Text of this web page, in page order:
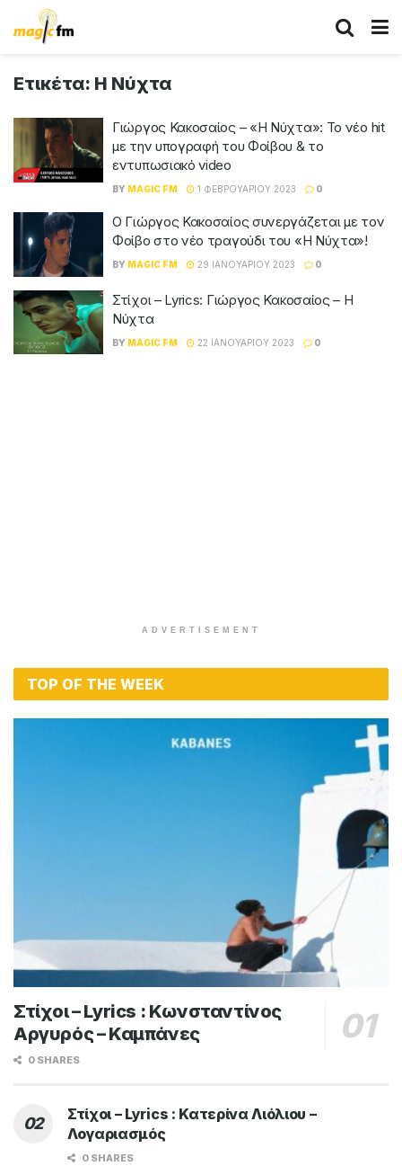
Ετικέτα: Η Νύχτα
Γιώργος Κακοσαίος – «Η Νύχτα»: Το νέο hit
με την υπογραφή του Φοίβου & το
εντυπωσιακό video
BY MAGIC FM 1 ΦΕΒΡΟΥΑΡΊΟΥ 2023 0
Ο Γιώργος Κακοσαίος συνεργάζεται με τον
Φοίβο στο νέο τραγούδι του «Η Νύχτα»!
BY MAGIC FM 29 ΙΑΝΟΥΑΡΊΟΥ 2023 0
Στίχοι – Lyrics: Γιώργος Κακοσαίος – Η
Νύχτα
BY MAGIC FM 22 ΙΑΝΟΥΑΡΊΟΥ 2023 0
ADVERTISEMENT
TOP OF THE WEEK
Στίχοι – Lyrics : Κωνσταντίνος
Αργυρός – Καμπάνες
0 SHARES
Στίχοι – Lyrics : Κατερίνα Λιόλιου –
Λογαριασμός
0 SHARES